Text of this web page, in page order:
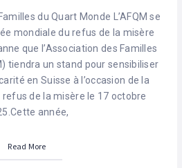
du Quart Monde L’AFQM se
mondiale du refus de la misère
que l’Association des Familles
tiendra un stand pour sensibiliser
en Suisse à l’occasion de la
de la misère le 17 octobre
année,
Read More